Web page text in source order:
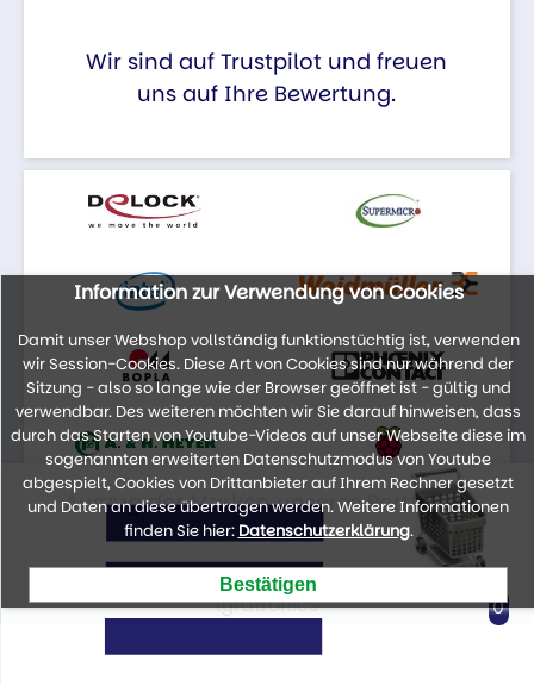
Wir sind auf Trustpilot und freuen
uns auf Ihre Bewertung.
Auszug der Marken unseres Portfolios
lyratronics
Information zur Verwendung von Cookies
Damit unser Webshop vollständig funktionstüchtig ist, verwenden
wir Session-Cookies. Diese Art von Cookies sind nur während der
Sitzung - also so lange wie der Browser geöffnet ist - gültig und
verwendbar. Des weiteren möchten wir Sie darauf hinweisen, dass
durch das Starten von Youtube-Videos auf unser Webseite diese im
sogenannten erweiterten Datenschutzmodus von Youtube
abgespielt, Cookies von Drittanbieter auf Ihrem Rechner gesetzt
und Daten an diese übertragen werden. Weitere Informationen
finden Sie hier: Datenschutzerklärung.
0